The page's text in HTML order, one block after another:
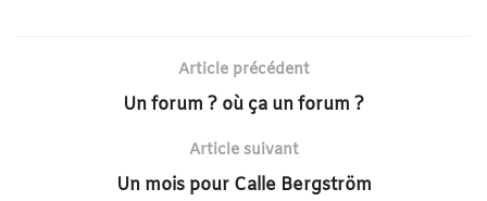
Article précédent
Un forum ? où ça un forum ?
Article suivant
Un mois pour Calle Bergström